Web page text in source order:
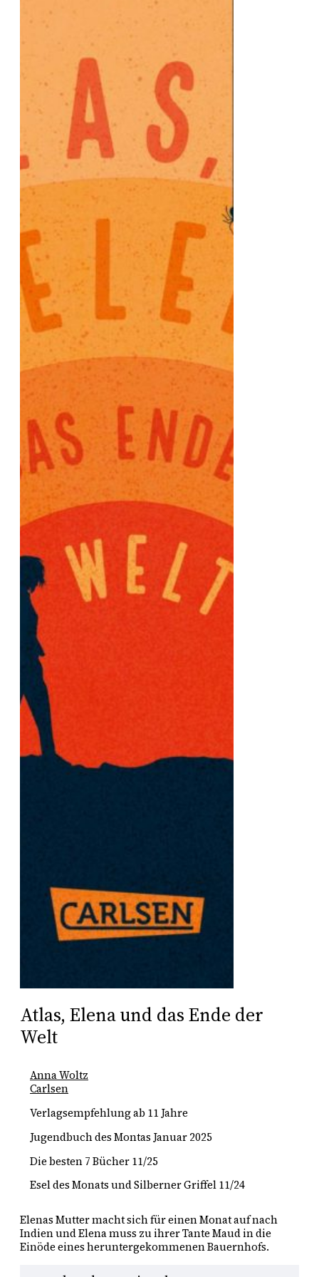
Atlas, Elena und das Ende der
Welt
Anna Woltz
Carlsen
Verlagsempfehlung ab 11 Jahre
Jugendbuch des Montas Januar 2025
Die besten 7 Bücher 11/25
Esel des Monats und Silberner Griffel 11/24
Elenas Mutter macht sich für einen Monat auf nach
Indien und Elena muss zu ihrer Tante Maud in die
Einöde eines heruntergekommenen Bauernhofs.